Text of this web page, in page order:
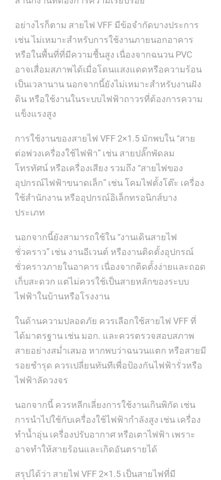
อย่างไรก็ตาม สายไฟ VFF มีข้อจำกัดบางประการ
เช่น ไม่เหมาะสำหรับการใช้งานภายนอกอาคาร
หรือในพื้นที่ที่มีความชื้นสูง เนื่องจากฉนวน PVC
อาจเสื่อมสภาพได้เมื่อโดนแสงแดดหรือความร้อน
เป็นเวลานาน นอกจากนี้ยังไม่เหมาะสำหรับงานฝัง
ดิน หรือใช้งานในระบบไฟฟ้าถาวรที่ต้องการความ
แข็งแรงสูง
การใช้งานของสายไฟ VFF 2×1.5 มักพบใน “สาย
ต่อพ่วงเครื่องใช้ไฟฟ้า” เช่น สายปลั๊กพัดลม
โทรทัศน์ หรือเครื่องเสียง รวมถึง “สายไฟของ
อุปกรณ์ไฟฟ้าขนาดเล็ก” เช่น โคมไฟตั้งโต๊ะ เครื่อง
ใช้สำนักงาน หรืออุปกรณ์อิเล็กทรอนิกส์บาง
ประเภท
นอกจากนี้ยังสามารถใช้ใน “งานเดินสายไฟ
ชั่วคราว” เช่น งานอีเวนต์ หรืองานติดตั้งอุปกรณ์
ชั่วคราวภายในอาคาร เนื่องจากติดตั้งง่ายและถอด
เก็บสะดวก แต่ไม่ควรใช้เป็นสายหลักของระบบ
ไฟฟ้าในบ้านหรือโรงงาน
ในด้านความปลอดภัย ควรเลือกใช้สายไฟ VFF ที่
ได้มาตรฐาน เช่น มอก. และควรตรวจสอบสภาพ
สายอย่างสม่ำเสมอ หากพบว่าฉนวนแตก หรือสายมี
รอยชำรุด ควรเปลี่ยนทันทีเพื่อป้องกันไฟฟ้ารั่วหรือ
ไฟฟ้าลัดวงจร
นอกจากนี้ ควรหลีกเลี่ยงการใช้งานเกินพิกัด เช่น
การนำไปใช้กับเครื่องใช้ไฟฟ้ากำลังสูง เช่น เครื่อง
ทำน้ำอุ่น เครื่องปรับอากาศ หรือเตาไฟฟ้า เพราะ
อาจทำให้สายร้อนและเกิดอันตรายได้
สรุปได้ว่า สายไฟ VFF 2×1.5 เป็นสายไฟที่มี